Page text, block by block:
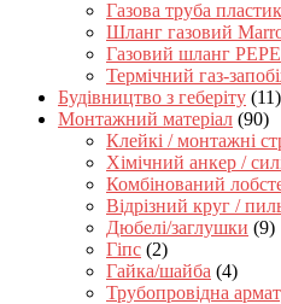
Газова труба
Шланг газовий
Газовий шланг PEPE
Термічний газ-
Будівництво з геберіту (11)
Монтажний матеріал (90)
Клейкі / монтажні
Хімічний анкер /
Комбінований
Відрізний круг /
Дюбелі/заглушки (9)
Гіпс (2)
Гайка/шайба (4)
Трубопровідна